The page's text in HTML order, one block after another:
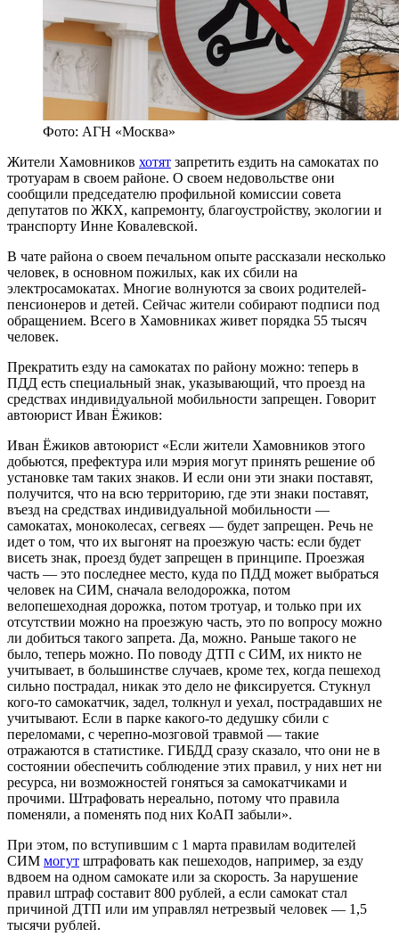
Фото: АГН «Москва»
Жители Хамовников хотят запретить ездить на самокатах по
тротуарам в своем районе. О своем недовольстве они
сообщили председателю профильной комиссии совета
депутатов по ЖКХ, капремонту, благоустройству, экологии и
транспорту Инне Ковалевской.
В чате района о своем печальном опыте рассказали несколько
человек, в основном пожилых, как их сбили на
электросамокатах. Многие волнуются за своих родителей-
пенсионеров и детей. Сейчас жители собирают подписи под
обращением. Всего в Хамовниках живет порядка 55 тысяч
человек.
Прекратить езду на самокатах по району можно: теперь в
ПДД есть специальный знак, указывающий, что проезд на
средствах индивидуальной мобильности запрещен. Говорит
автоюрист Иван Ёжиков:
Иван Ёжиков автоюрист «Если жители Хамовников этого
добьются, префектура или мэрия могут принять решение об
установке там таких знаков. И если они эти знаки поставят,
получится, что на всю территорию, где эти знаки поставят,
въезд на средствах индивидуальной мобильности —
самокатах, моноколесах, сегвеях — будет запрещен. Речь не
идет о том, что их выгонят на проезжую часть: если будет
висеть знак, проезд будет запрещен в принципе. Проезжая
часть — это последнее место, куда по ПДД может выбраться
человек на СИМ, сначала велодорожка, потом
велопешеходная дорожка, потом тротуар, и только при их
отсутствии можно на проезжую часть, это по вопросу можно
ли добиться такого запрета. Да, можно. Раньше такого не
было, теперь можно. По поводу ДТП с СИМ, их никто не
учитывает, в большинстве случаев, кроме тех, когда пешеход
сильно пострадал, никак это дело не фиксируется. Стукнул
кого-то самокатчик, задел, толкнул и уехал, пострадавших не
учитывают. Если в парке какого-то дедушку сбили с
переломами, с черепно-мозговой травмой — такие
отражаются в статистике. ГИБДД сразу сказало, что они не в
состоянии обеспечить соблюдение этих правил, у них нет ни
ресурса, ни возможностей гоняться за самокатчиками и
прочими. Штрафовать нереально, потому что правила
поменяли, а поменять под них КоАП забыли».
При этом, по вступившим с 1 марта правилам водителей
СИМ могут штрафовать как пешеходов, например, за езду
вдвоем на одном самокате или за скорость. За нарушение
правил штраф составит 800 рублей, а если самокат стал
причиной ДТП или им управлял нетрезвый человек — 1,5
тысячи рублей.